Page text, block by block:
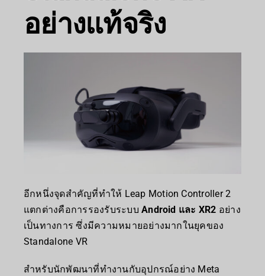
อย่างแท้จริง
อีกหนึ่งจุดสำคัญที่ทำให้ Leap Motion Controller 2
แตกต่างคือการรองรับระบบAndroid และ XR2 อย่าง
เป็นทางการ ซึ่งมีความหมายอย่างมากในยุคของ
Standalone VR
สำหรับนักพัฒนาที่ทำงานกับอุปกรณ์อย่าง Meta